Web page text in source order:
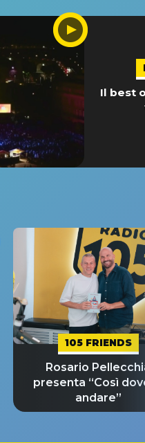
Il best
105 FRIENDS
Rosario
presenta “Così
andare”